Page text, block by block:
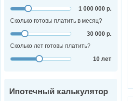
1 000 000 р.
Сколько готовы платить в месяц?
30 000 р.
Сколько лет готовы платить?
10 лет
Ипотечный калькулятор